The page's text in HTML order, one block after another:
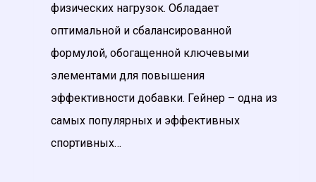
физических нагрузок. Обладает
оптимальной и сбалансированной
формулой, обогащенной ключевыми
элементами для повышения
эффективности добавки. Гейнер – одна из
самых популярных и эффективных
спортивных…